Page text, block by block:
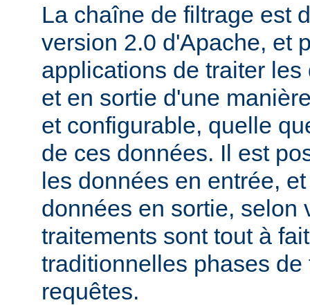
La chaîne de filtrage est
version 2.0 d'Apache, et
applications de traiter
et en sortie d'une
et configurable, quelle
de ces données. Il est
les données en entrée,
données en sortie, selon
traitements sont tout à
traditionnelles phases de
requêtes.